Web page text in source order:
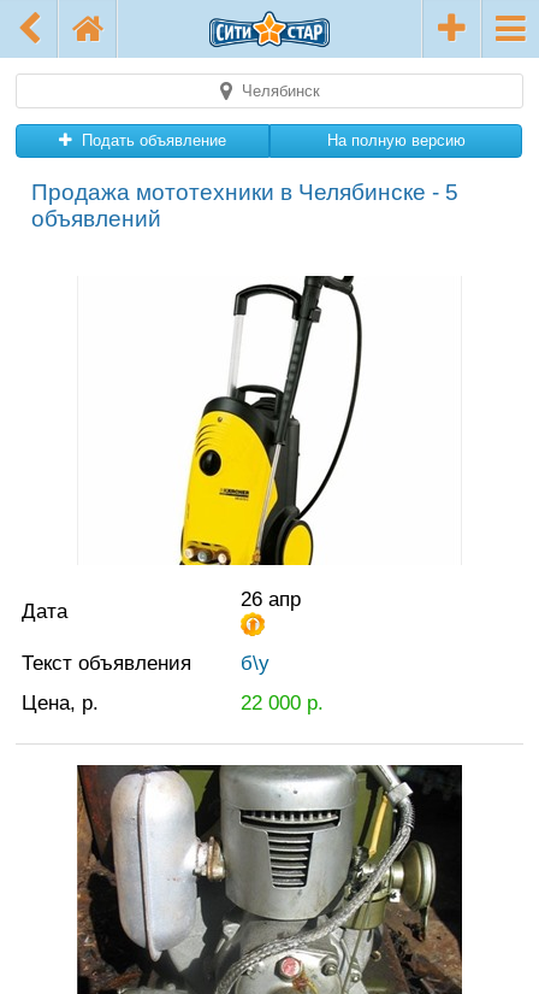
Челябинск
Подать объявление На полную версию
Продажа мототехники в Челябинске - 5
объявлений
Дата 26 апр
Текст объявления
б\у
Цена, р.
22 000р.